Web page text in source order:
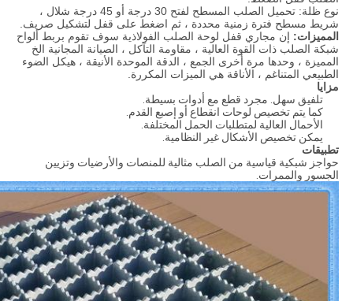
نوع ظلة: تحميل الصلب المسطح لفتح 30 درجة أو 45 درجة شلال ،
شريط مسطح فترة زمنية محددة ، ثم اضغط على قفل لتشكيل صريف.
المميزات: إن مجاري قفل لوحة الصلب الفولاذية سوف تقوم بربط ألواح
شبكة الصلب ذات القوة العالية ، مقاومة التآكل ، الصيانة المجانية الخ
المميزة ، وحدها مرة أخرى الجمع ، الدقة الموحدة الأنيقة ، هيكل الضوء
الطبيعي المتناغم ، الأناقة هي الميزات المكررة.
مزايا
تلفيق سهل. مجرد قطع مع أدوات بسيطة.
كما يتم تخصيص لوحات انقطاع أو إصبع القدم.
الأحمال العالية لمتطلبات الحمل المختلفة.
يمكن تخصيص الأشكال غير النظامية.
تطبيقات
حواجز شبكية قياسية من الصلب مثالية للمنصات والأرضيات وتزيين
الجسور والممرات.